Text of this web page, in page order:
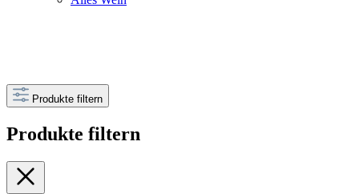
Produkte filtern
Produkte filtern